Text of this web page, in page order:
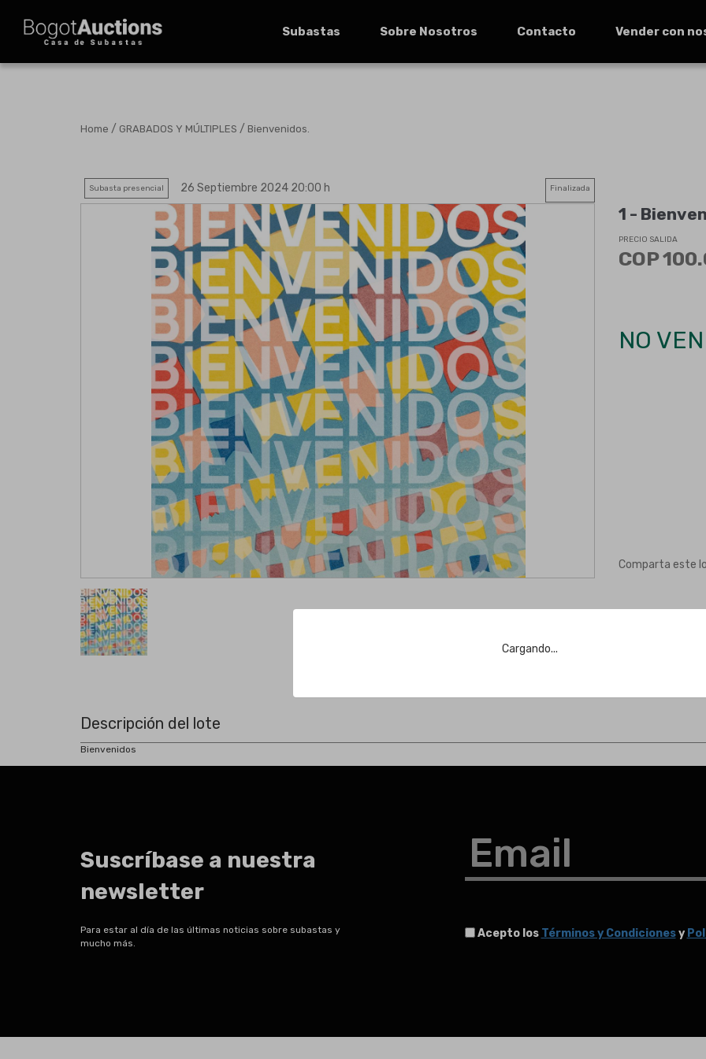
Cargando...
Subastas Sobre Nosotros Contacto Vender con
Home / GRABADOS Y MÚLTIPLES / Bienvenidos.
Subasta presencial 26 Septiembre 2024 20:00 h Finalizada
1 -
PRECIO SALIDA
COP
NO
Comparta este
Descripción del lote
Bienvenidos
Suscríbase a nuestra
newsletter
Para estar al día de las últimas noticias sobre subastas y
mucho más.
Email
Acepto los Términos y Condicionesy